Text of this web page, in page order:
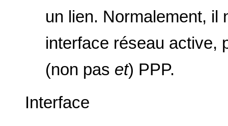
un lien. Normalement, il
interface réseau active,
(non pas et) PPP.
Interface